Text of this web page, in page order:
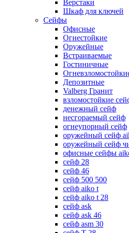
Верстаки
Шкаф для ключей
Сейфы
Офисные
Огнестойкие
Оружейные
Встраиваемые
Гостиничные
Депозитные
Valberg Гранит
взломостойкие
денежный сейф
несгораемый сейф
огнеупорный сейф
оружейный сейф
оружейный сейф
офисные сейфы
сейф 28
сейф 46
сейф 500 500
сейф aiko t
сейф aiko t 28
сейф ask
сейф ask 46
сейф asm 30